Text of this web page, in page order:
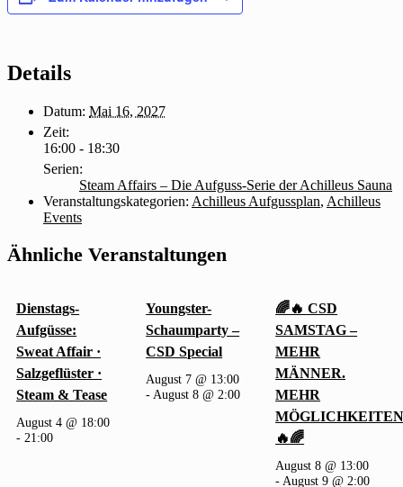
Details
Datum: Mai 16, 2027
Zeit:
16:00 - 18:30
Serien:
Steam Affairs – Die Aufguss-Serie der Achilleus Sauna
Veranstaltungskategorien: Achilleus Aufgussplan, Achilleus
Events
Ähnliche Veranstaltungen
Dienstags-
Aufgüsse:
Sweat Affair ·
Salzgeflüster ·
Steam & Tease
August 4 @ 18:00
-21:00
Youngster-
Schaumparty –
CSD Special
August 7 @ 13:00
-August 8 @ 2:00
🌈🔥 CSD
SAMSTAG –
MEHR
MÄNNER.
MEHR
🔥🌈
August 8 @ 13:00
-August 9 @ 2:00